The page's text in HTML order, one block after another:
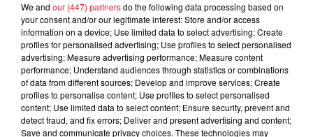
LES DERNIÈRES NEWS Voir plus
Jay-Z se bat contre la grand-mère
d'un homme prétendant être son fils
We and our (447) partnersdo the following data processing based on
your consent and/or our legitimate interest: Store and/or access
information on a device; Use limited data to select advertising; Create
profiles for personalised advertising; Use profiles to select personalised
advertising; Measure advertising performance; Measure content
performance; Understand audiences through statistics or combinations
of data from different sources; Develop and improve services; Create
profiles to personalise content; Use profiles to select personalised
content; Use limited data to select content; Ensure security, prevent and
detect fraud, and fix errors; Deliver and present advertising and content;
Save and communicate privacy choices. These technologies may